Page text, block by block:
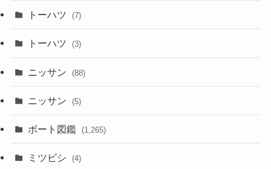
トーハツ (7)
トーハツ (3)
ニッサン (88)
ニッサン (5)
ボート図鑑 (1,265)
ミツビシ (4)